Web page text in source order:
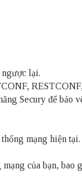
ngược lại.
Secury để bảo
mạng hiện tại.
của bạn, bao